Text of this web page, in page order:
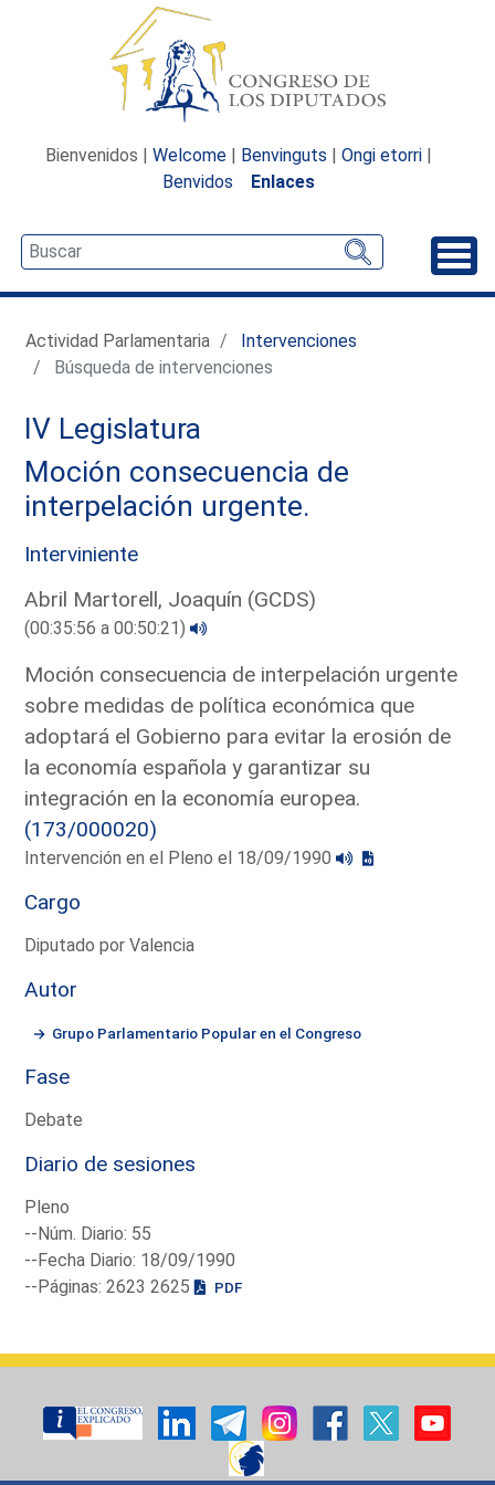
Bienvenidos | Welcome | Benvinguts | Ongi etorri |
Benvidos
Enlaces
Actividad Parlamentaria
Intervenciones
Búsqueda de intervenciones
IV Legislatura
Moción consecuencia de
interpelación urgente.
Interviniente
Abril Martorell, Joaquín (GCDS)
(00:35:56 a 00:50:21)
Moción consecuencia de interpelación urgente
sobre medidas de política económica que
adoptará el Gobierno para evitar la erosión de
la economía española y garantizar su
integración en la economía europea.
(173/000020)
Intervención en el Pleno el 18/09/1990
Cargo
Diputado por Valencia
Autor
Grupo Parlamentario Popular en el Congreso
Fase
Debate
Diario de sesiones
Pleno
--Núm. Diario: 55
--Fecha Diario: 18/09/1990
--Páginas: 2623 2625
PDF